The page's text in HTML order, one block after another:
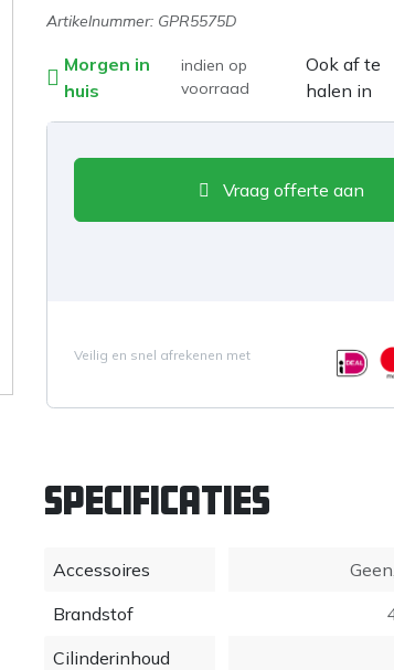
Artikelnummer: GPR5575D
Morgen in
huis
indien op
voorraad
Ook af te
halen in
Vraag offerte aan
Veilig en snel afrekenen met
Specificaties
Accessoires Geen
Brandstof
Cilinderinhoud